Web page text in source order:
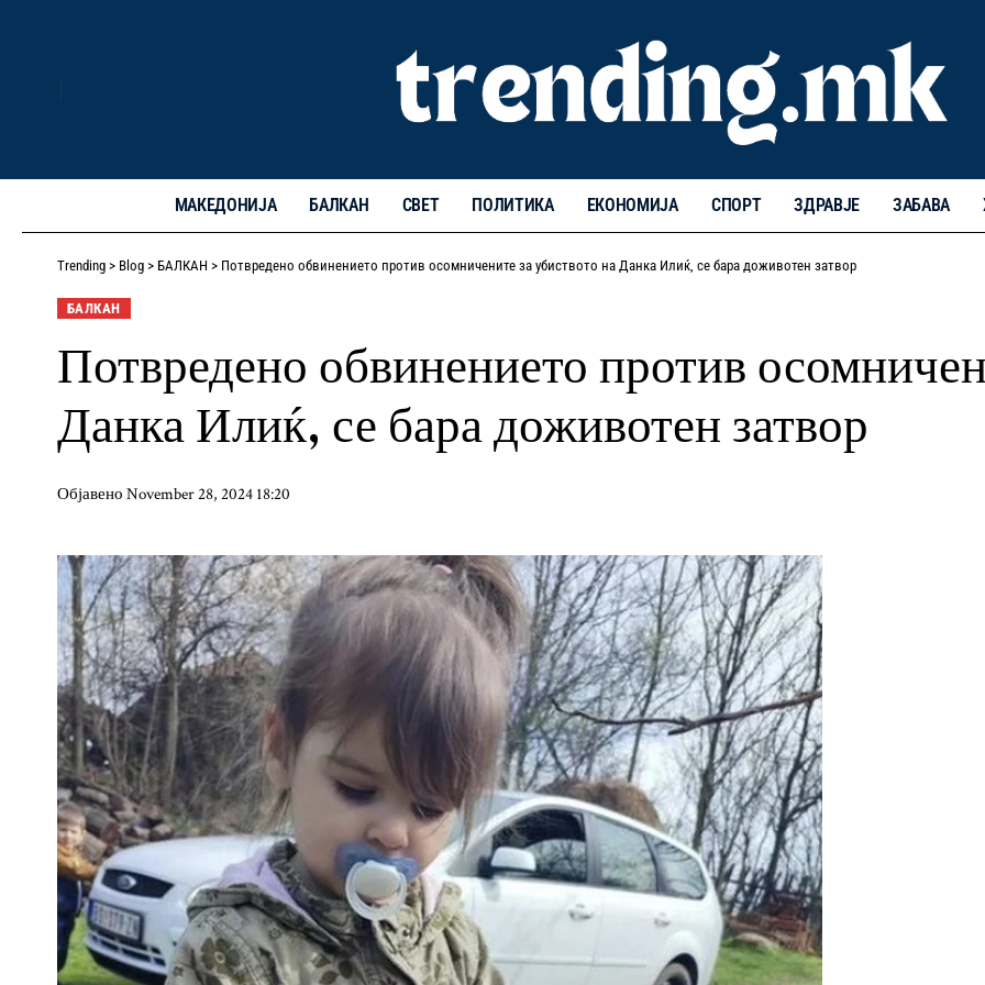
МАКЕДОНИЈА БАЛКАН СВЕТ ПОЛИТИКА ЕКОНОМИЈА СПОРТ ЗДРАВЈЕ ЗАБАВА
Trending > Blog > БАЛКАН > Потвредено обвинението против осомничените за убиството на Данка Илиќ, се бара доживотен затвор
БАЛКАН
Потвредено обвинението против
Данка Илиќ, се бара доживотен затвор
Објавено November 28, 2024 18:20